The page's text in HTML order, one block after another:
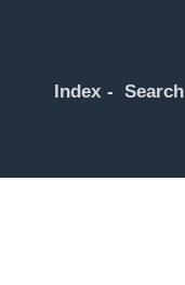
Index Search